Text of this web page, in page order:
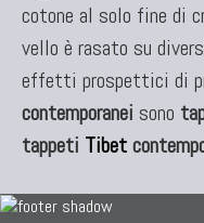
cotone al solo fine di
vello è rasato su
effetti prospettici di
contemporanei sono
tappeti Tibet